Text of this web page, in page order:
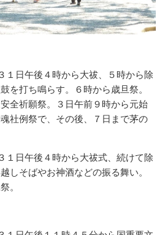
１日午後４時から大祓、５時から除
を打ち鳴らす。６時から歳旦祭。
全祈願祭。３日午前９時から元始
社例祭で、その後、７日まで茅の
１日午後４時から大祓式、続けて除
しそばやお神酒などの振る舞い。
。